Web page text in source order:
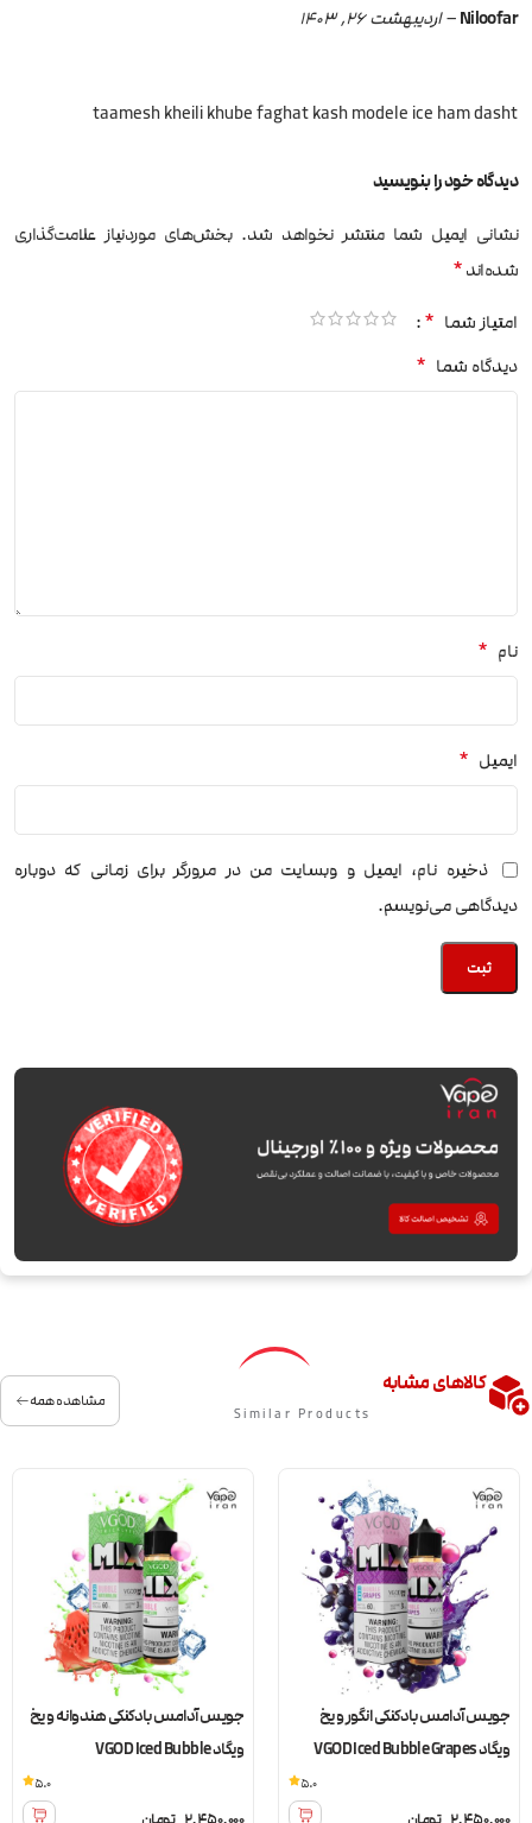
Niloofar
–اردیبهشت 26, 1403
taamesh kheili khube faghat kash modele ice ham dasht
دیدگاه خود را بنویسید
نشانی ایمیل شما منتشر نخواهد شد. بخش‌های موردنیاز علامت‌گذاری
شده‌اند*
امتیاز شما *
دیدگاه شما *
نام *
ایمیل *
ذخیره نام، ایمیل و وبسایت من در مرورگر برای زمانی که دوباره
دیدگاهی می‌نویسم.
کالاهای مشابه
Similar Products
مشاهده همه
جویس آدامس بادکنکی انگور و یخ
ویگاد VGOD Iced Bubble Grapes
5.0
جویس آدامس بادکنکی هندوانه و یخ
ویگاد VGOD Iced Bubble
5.0